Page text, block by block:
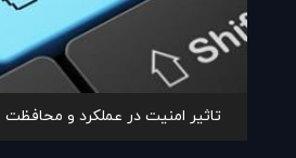
تاثیر امنیت در عملکرد و